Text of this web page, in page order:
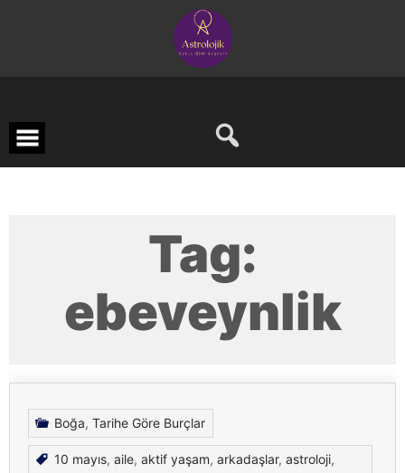
Tag:
ebeveynlik
Boğa, Tarihe Göre Burçlar
10 mayıs, aile, aktif yaşam, arkadaşlar, astroloji,